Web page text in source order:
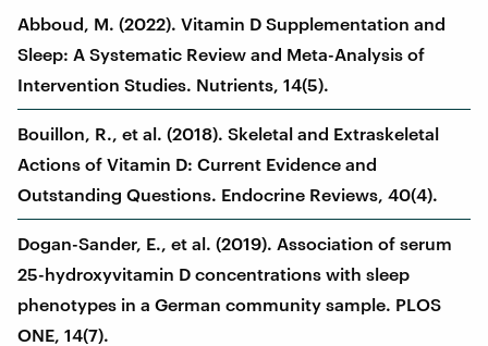
Abboud, M. (2022). Vitamin D Supplementation and
Sleep: A Systematic Review and Meta-Analysis of
Intervention Studies. Nutrients, 14(5).
Bouillon, R., et al. (2018). Skeletal and Extraskeletal
Actions of Vitamin D: Current Evidence and
Outstanding Questions. Endocrine Reviews, 40(4).
Dogan-Sander, E., et al. (2019). Association of serum
25-hydroxyvitamin D concentrations with sleep
phenotypes in a German community sample. PLOS
ONE, 14(7).